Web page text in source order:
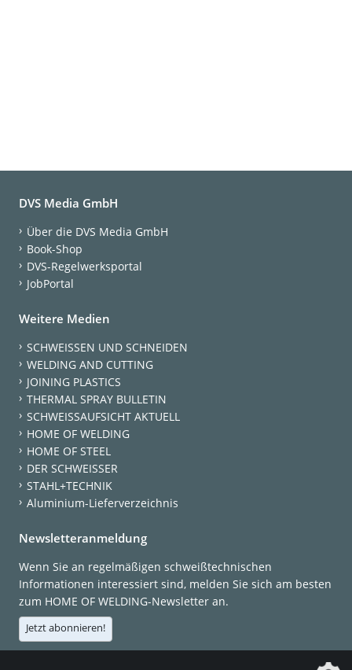
DVS Media GmbH
Über die DVS Media GmbH
Book-Shop
DVS-Regelwerksportal
JobPortal
Weitere Medien
SCHWEISSEN UND SCHNEIDEN
WELDING AND CUTTING
JOINING PLASTICS
THERMAL SPRAY BULLETIN
SCHWEISSAUFSICHT AKTUELL
HOME OF WELDING
HOME OF STEEL
DER SCHWEISSER
STAHL+TECHNIK
Aluminium-Lieferverzeichnis
Newsletteranmeldung
Wenn Sie an regelmäßigen schweißtechnischen
Informationen interessiert sind, melden Sie sich am besten
zum HOME OF WELDING-Newsletter an.
Jetzt abonnieren!